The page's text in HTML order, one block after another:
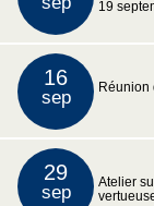
19
16
sep Réunion
29
sep
Atelier